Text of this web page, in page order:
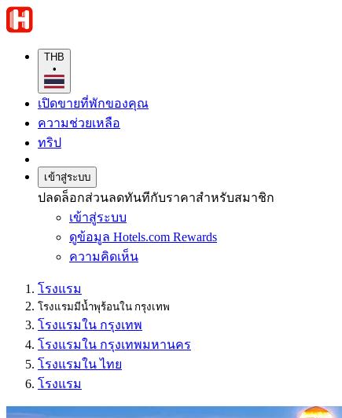
THB
•
เปิดขายที่พักของคุณ
ความช่วยเหลือ
ทริป
เข้าสู่ระบบ
ปลดล็อกส่วนลดทันทีกับราคาสำหรับสมาชิก
เข้าสู่ระบบ
ดูข้อมูล Hotels.com Rewards
ความคิดเห็น
โรงแรม
โรงแรมมีน้ำพุร้อนใน กรุงเทพ
โรงแรมใน กรุงเทพ
โรงแรมใน กรุงเทพมหานคร
โรงแรมใน ไทย
โรงแรม